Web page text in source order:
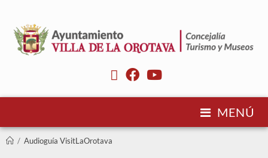
MENÚ
/ Audioguía VisitLaOrotava